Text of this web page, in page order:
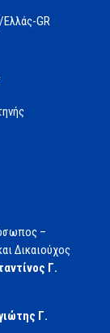
GR
–
Δικαιούχος
Γ.
Γ.